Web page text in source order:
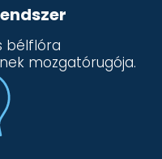
bélflóra
mozgatórugója.